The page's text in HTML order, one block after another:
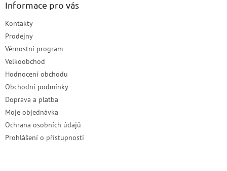
Informace pro vás
Kontakty
Prodejny
Věrnostní program
Velkoobchod
Hodnocení obchodu
Obchodní podmínky
Doprava a platba
Moje objednávka
Ochrana osobních údajů
Prohlášení o přístupnosti